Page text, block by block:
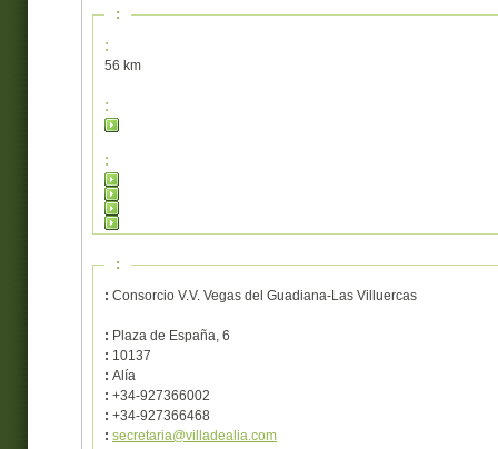
:
:
56 km
:
:
:
: Consorcio V.V. Vegas del Guadiana-Las Villuercas
: Plaza de España, 6
: 10137
: Alía
: +34-927366002
: +34-927366468
: secretaria@villadealia.com